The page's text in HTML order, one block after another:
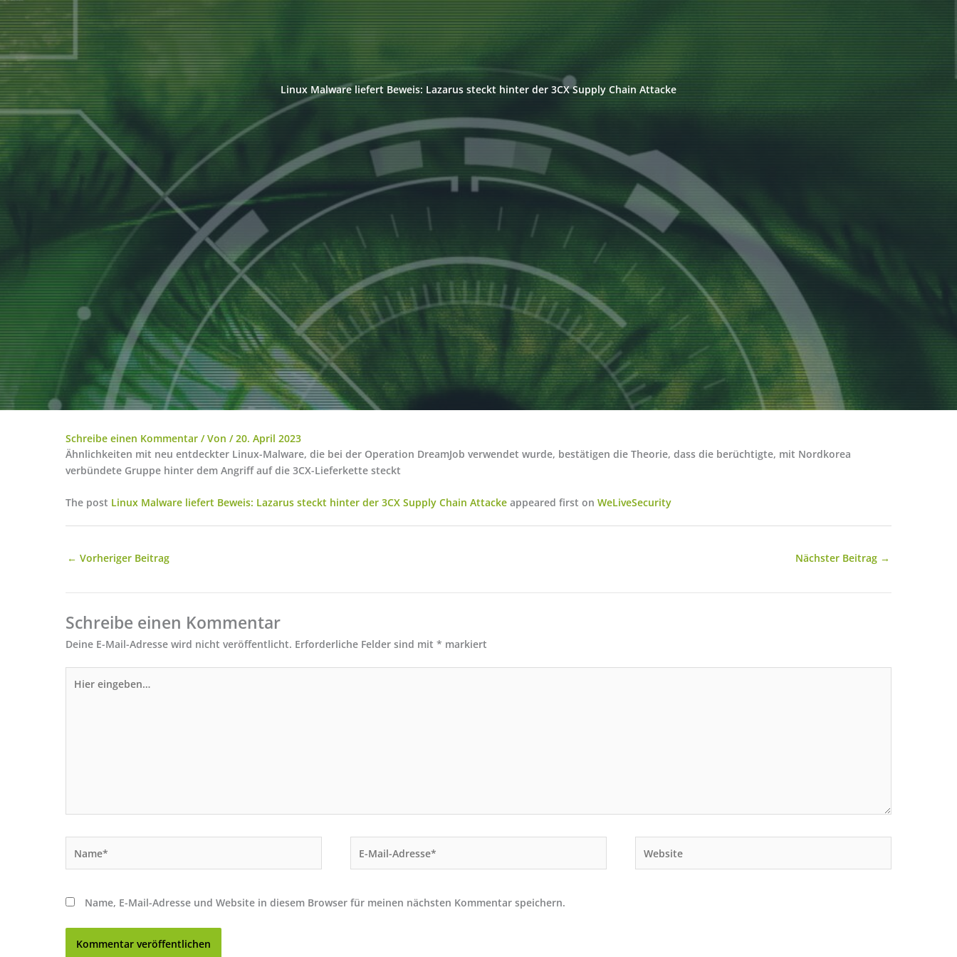
Linux Malware liefert Beweis: Lazarus steckt hinter der 3CX Supply Chain Attacke
Schreibe einen Kommentar / Von /20. April 2023
Ähnlichkeiten mit neu entdeckter Linux-Malware, die bei der Operation DreamJob verwendet wurde, bestätigen die Theorie, dass die berüchtigte, mit Nordkorea
verbündete Gruppe hinter dem Angriff auf die 3CX-Lieferkette steckt
The post Linux Malware liefert Beweis: Lazarus steckt hinter der 3CX Supply Chain Attacke appeared first on WeLiveSecurity
← Vorheriger Beitrag Nächster Beitrag →
Schreibe einen Kommentar
Deine E-Mail-Adresse wird nicht veröffentlicht. Erforderliche Felder sind mit * markiert
eingeben…
Mail-
Name, E-Mail-Adresse und Website in diesem Browser für meinen nächsten Kommentar speichern.